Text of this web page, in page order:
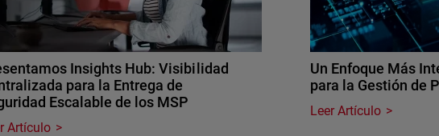
Insights Hub: Visibilidad
para la Entrega de
Escalable de los MSP
Artículo
Un Enfoque Más
para la Gestión de
Leer Artículo